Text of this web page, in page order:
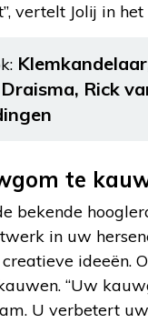
vertelt Jolij in het
Rick
te
bekende
in uw
ideeën.
“Uw
U verbetert